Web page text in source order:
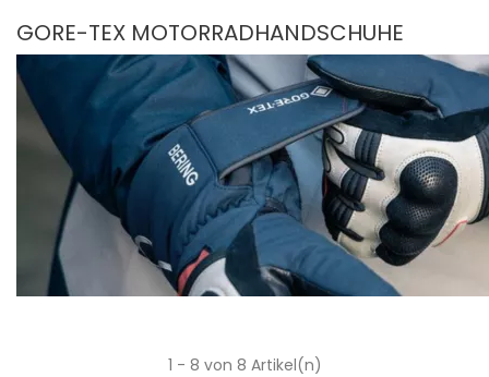
GORE-TEX MOTORRADHANDSCHUHE
1 - 8 von 8 Artikel(n)